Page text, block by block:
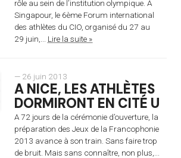
rôle au sein de l’institution olympique. A
Singapour, le 6ème Forum international
des athlètes du CIO, organisé du 27 au
29 juin,... Lire la suite »
— 26 juin 2013
A NICE, LES ATHLÈTES
DORMIRONT EN CITÉ U
A 72 jours de la cérémonie d’ouverture, la
préparation des Jeux de la Francophonie
2013 avance à son train. Sans faire trop
de bruit. Mais sans connaître, non plus,...